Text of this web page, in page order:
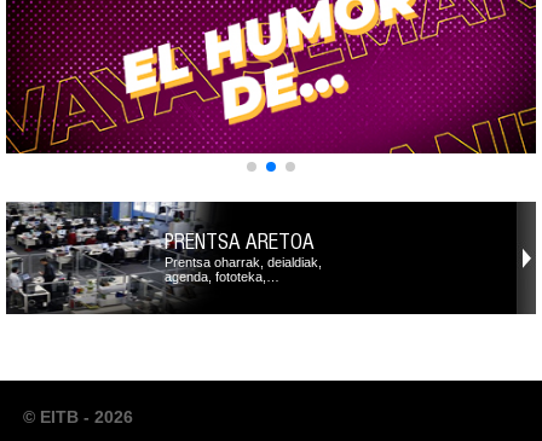
PRENTSA ARETOA
Prentsa oharrak, deialdiak,
agenda, fototeka,…
© EITB - 2026